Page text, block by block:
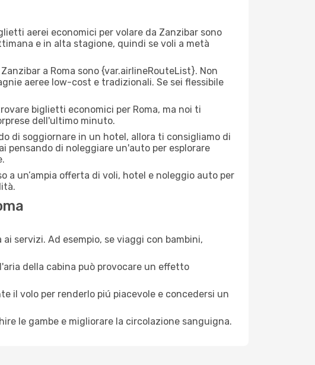
aerei economici per volare da Zanzibar sono
e in alta stagione, quindi se voli a metà
a Roma sono {​var.airlineRouteList}. Non
aeree low-cost e tradizionali. Se sei flessibile
biglietti economici per Roma, ma noi ti
dell'ultimo minuto.
di soggiornare in un hotel, allora ti consigliamo di
pensando di noleggiare un'auto per esplorare
a un’ampia offerta di voli, hotel e noleggio auto per
servizi. Ad esempio, se viaggi con bambini,
della cabina può provocare un effetto
il volo per renderlo piú piacevole e concedersi un
le gambe e migliorare la circolazione sanguigna.